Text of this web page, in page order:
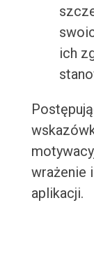
ich
wrażenie
aplikacji.